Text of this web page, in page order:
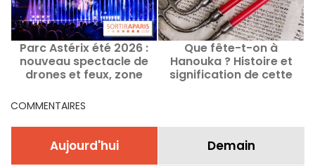
Parc Astérix été 2026 :
nouveau spectacle de
drones et feux, zone
aquatiques
Que fête-t-on à
Hanouka ? Histoire et
signification de cette
COMMENTAIRES
Aujourd'hui Demain